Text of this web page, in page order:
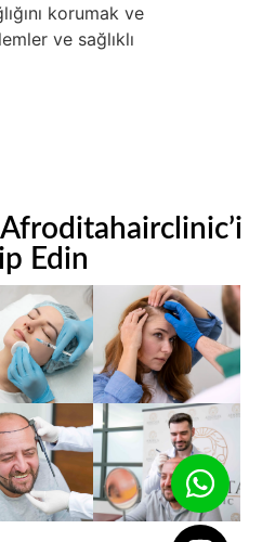
korumak ve
ve sağlıklı
Edin